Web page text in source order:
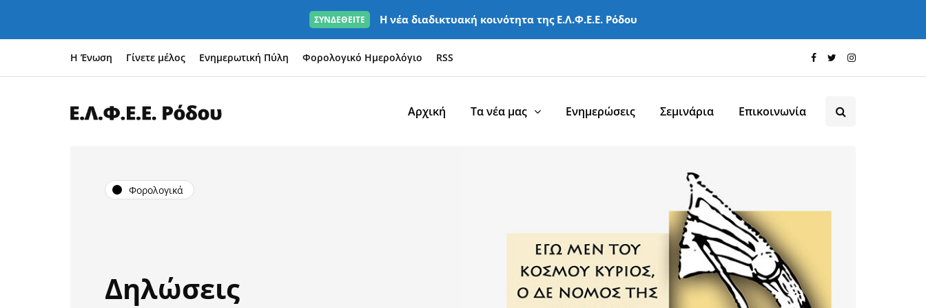
ΣΥΝΔΕΘΕΙΤΕ Η νέα διαδικτυακή κοινότητα της Ε.Λ.Φ.Ε.Ε. Ρόδου
Η Ένωση Γίνετε μέλος Ενημερωτική Πύλη Φορολογικό Ημερολόγιο RSS
Αρχική Τα νέα μας Ενημερώσεις Σεμινάρια Επικοινωνία
Φορολογικά
Δηλώσεις